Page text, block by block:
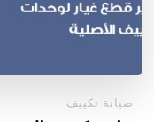
صيانة تكييف